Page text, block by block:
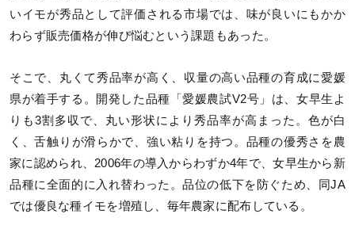
いイモが秀品として評価される市場では、味が良いにもかか
わらず販売価格が伸び悩むという課題もあった。
そこで、丸くて秀品率が高く、収量の高い品種の育成に愛媛
県が着手する。開発した品種「愛媛農試V2号」は、女早生よ
りも3割多収で、丸い形状により秀品率が高まった。色が白
く、舌触りが滑らかで、強い粘りを持つ。品種の優秀さを農
家に認められ、2006年の導入からわずか4年で、女早生から新
品種に全面的に入れ替わった。品位の低下を防ぐため、同JA
では優良な種イモを増殖し、毎年農家に配布している。